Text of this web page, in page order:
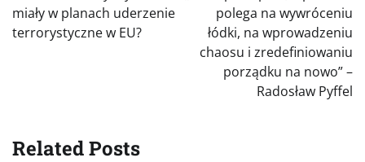
miały w planach uderzenie
terrorystyczne w EU?
polega na wywróceniu
łódki, na wprowadzeniu
chaosu i zredefiniowaniu
porządku na nowo” –
Radosław Pyffel
Related Posts